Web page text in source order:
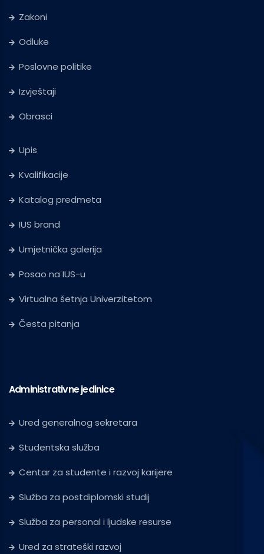
Zakoni
Odluke
Poslovne politike
Izvještaji
Obrasci
Upis
Kvalifikacije
Katalog predmeta
IUS brand
Umjetnička galerija
Posao na IUS-u
Virtualna šetnja Univerzitetom
Česta pitanja
Administrativne jedinice
Ured generalnog sekretara
Studentska služba
Centar za studente i razvoj karijere
Služba za postdiplomski studij
Služba za personal i ljudske resurse
Ured za strateški razvoj